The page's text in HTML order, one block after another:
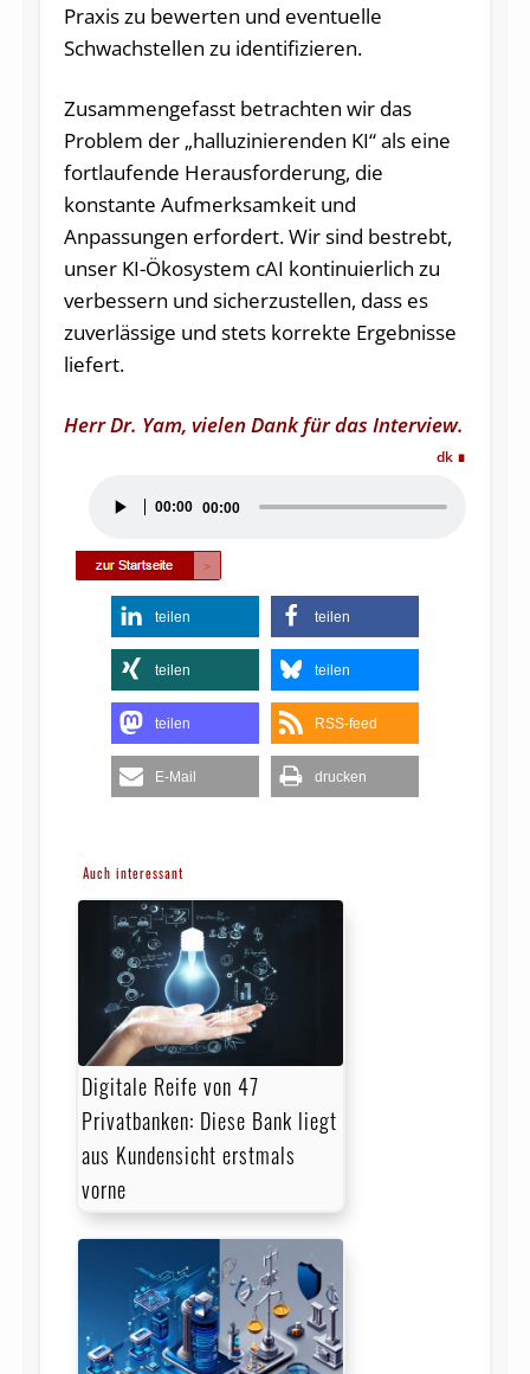
Praxis zu bewerten und eventuelle
Schwachstellen zu identifizieren.
Zusammengefasst betrachten wir das
Problem der „halluzinierenden KI“ als eine
fortlaufende Herausforderung, die
konstante Aufmerksamkeit und
Anpassungen erfordert. Wir sind bestrebt,
unser KI-Ökosystem cAI kontinuierlich zu
verbessern und sicherzustellen, dass es
zuverlässige und stets korrekte Ergebnisse
liefert.
Herr Dr. Yam, vielen Dank für das Interview.
dk
Player
00:00 00:00
teilen teilen
teilen teilen
teilen RSS-feed
E-Mail drucken
Auch interessant
Digitale Reife von 47
Privatbanken: Diese Bank liegt
aus Kundensicht erstmals
vorne